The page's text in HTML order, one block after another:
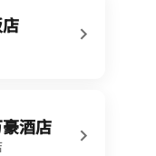
酒店